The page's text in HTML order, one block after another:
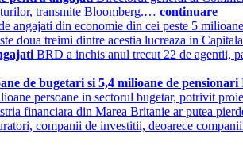
transmite Bloomberg.… continuare
angajati din economie din cei peste 5
doua treimi dintre acestia lucreaza in
BRD a inchis anul trecut 22 de agentii,
de bugetari si 5,4 milioane de pensionari
persoane in sectorul bugetar, potrivit
financiara din Marea Britanie ar putea
companii de investitii, deoarece